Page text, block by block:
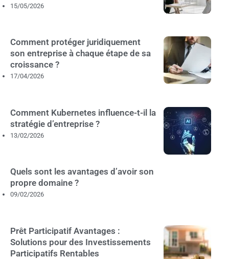
15/05/2026
Comment protéger juridiquement
son entreprise à chaque étape de sa
croissance ?
17/04/2026
Comment Kubernetes influence-t-il la
stratégie d’entreprise ?
13/02/2026
Quels sont les avantages d’avoir son
propre domaine ?
09/02/2026
Prêt Participatif Avantages :
Solutions pour des Investissements
Participatifs Rentables